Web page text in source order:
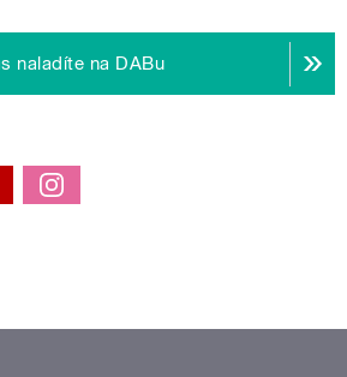
naladíte na DABu